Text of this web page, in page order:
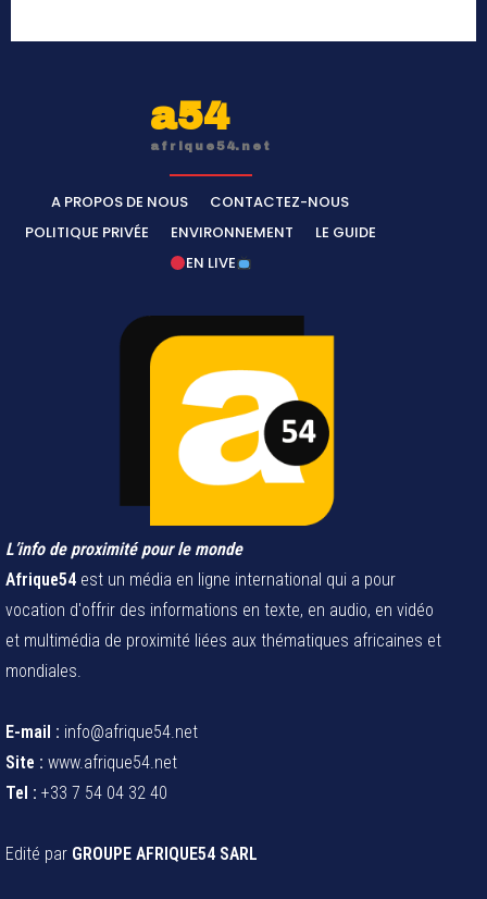
a54
afrique54.net
A PROPOS DE NOUS
CONTACTEZ-NOUS
POLITIQUE PRIVÉE
ENVIRONNEMENT
LE GUIDE
EN LIVE
L’info de proximité pour le monde
Afrique54 est un média en ligne international qui a pour
vocation d'offrir des informations en texte, en audio, en vidéo
et multimédia de proximité liées aux thématiques africaines et
mondiales.
E-mail : info@afrique54.net
Site : www.afrique54.net
Tel : +33 7 54 04 32 40
Edité par GROUPE AFRIQUE54 SARL